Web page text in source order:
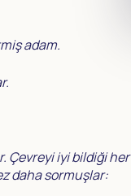
adam.
Çevreyi iyi bildiği her
daha sormuşlar: